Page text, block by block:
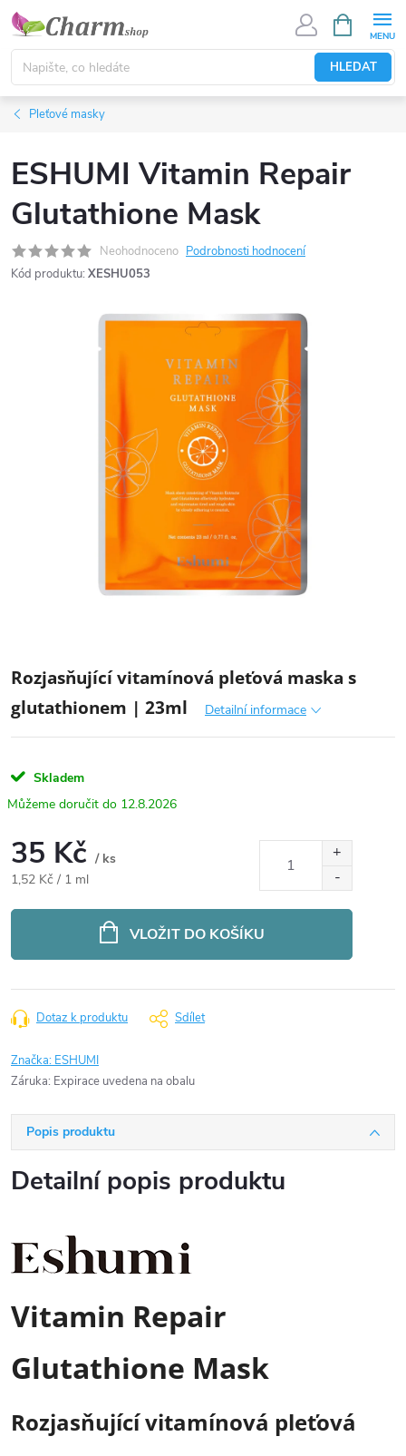
Přejít
obsah
HLEDAT
NÁKUPNÍ
KOŠÍK
Pleťové masky
ESHUMI Vitamin Repair
Glutathione Mask
Neohodnoceno Podrobnosti hodnocení
Kód produktu: XESHU053
Rozjasňující vitamínová pleťová maska ​​s
glutathionem | 23ml
Detailní informace
Skladem
12.8.2026
35 Kč / ks
Měrná
1,52 Kč / 1 ml
VLOŽIT DO KOŠÍKU
Dotaz k produktu Sdílet
Značka: ESHUMI
Záruka: Expirace uvedena na obalu
Popis produktu
Detailní popis produktu
Vitamin Repair
Glutathione Mask
Rozjasňující vitamínová pleťová